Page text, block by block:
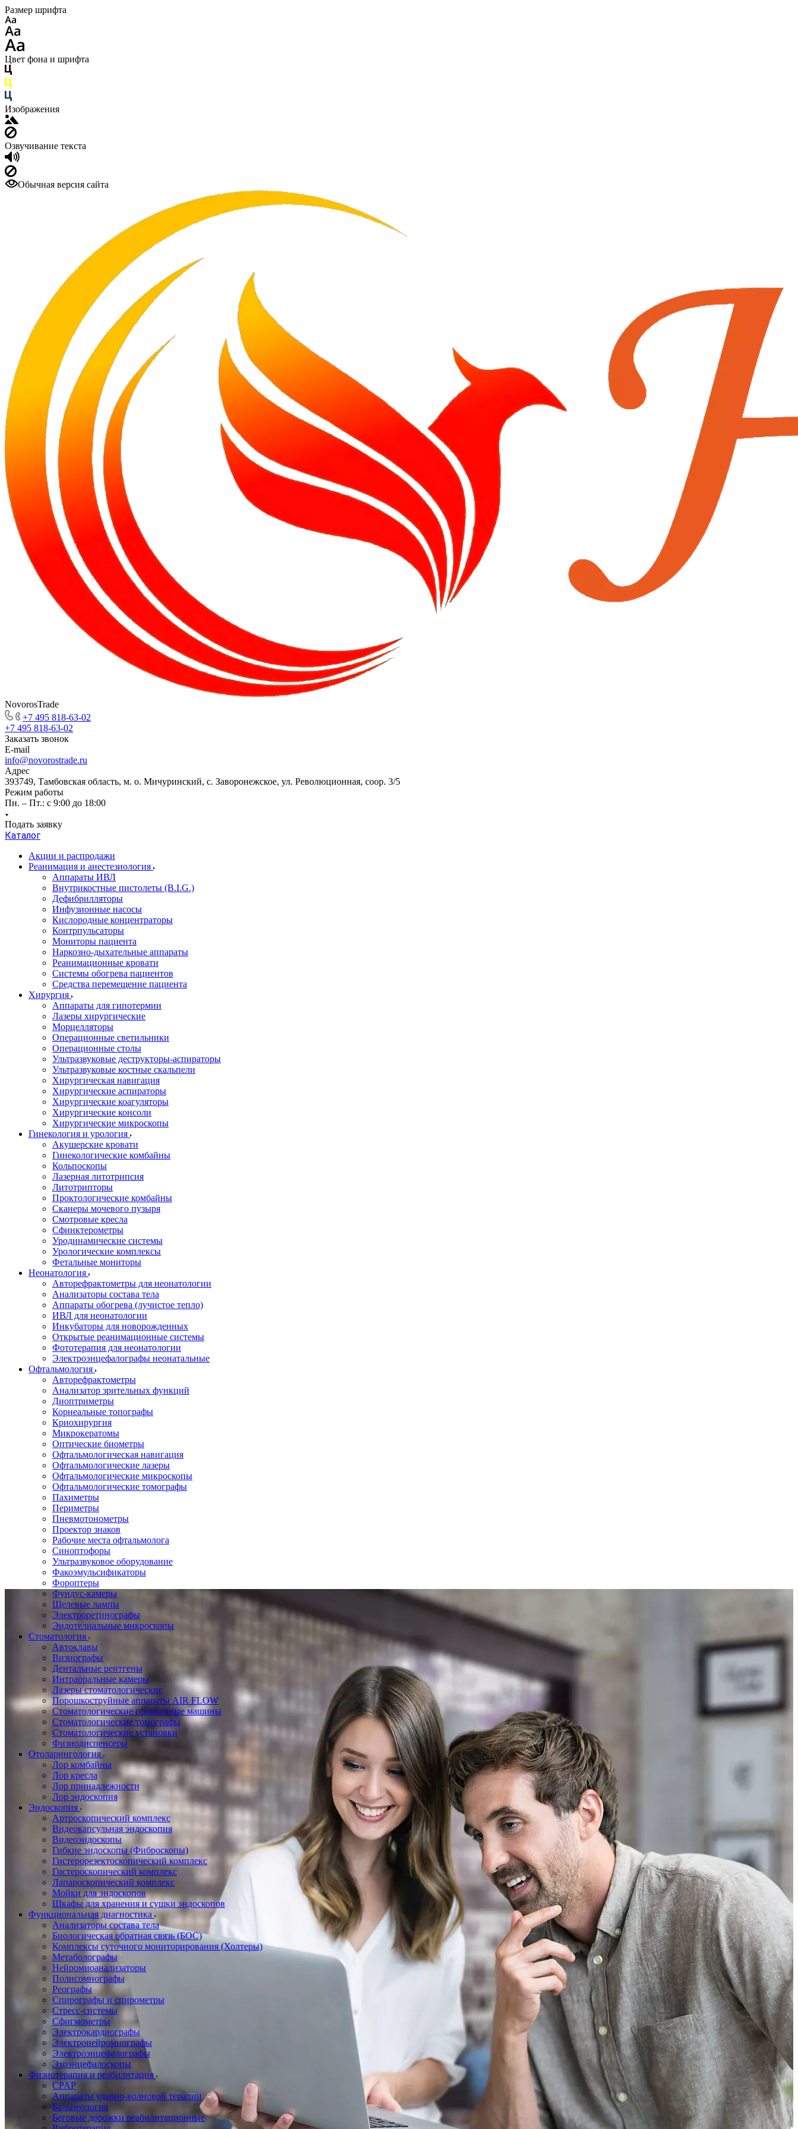
Размер шрифта
Цвет фона и шрифта
Изображения
Озвучивание текста
Обычная версия сайта
NovorosTrade
+7 495 818-63-02
+7 495 818-63-02
Заказать звонок
E-mail
info@novorostrade.ru
Адрес
393749, Тамбовская область, м. о. Мичуринский, с. Заворонежское, ул. Революционная, соор. 3/5
Режим работы
Пн. – Пт.: с 9:00 до 18:00
Подать заявку
Каталог
Акции и распродажи
Реанимация и анестезиология
Аппараты ИВЛ
Внутрикостные пистолеты (B.I.G.)
Дефибрилляторы
Инфузионные насосы
Кислородные концентраторы
Контрпульсаторы
Мониторы пациента
Наркозно-дыхательные аппараты
Реанимационные кровати
Системы обогрева пациентов
Средства перемещение пациента
Хирургия
Аппараты для гипотермии
Лазеры хирургические
Морцелляторы
Операционные светильники
Операционные столы
Ультразвуковые деструкторы-аспираторы
Ультразвуковые костные скальпели
Хирургическая навигация
Хирургические аспираторы
Хирургические коагуляторы
Хирургические консоли
Хирургические микроскопы
Гинекология и урология
Акушерские кровати
Гинекологические комбайны
Кольпоскопы
Лазерная литотрипсия
Литотрипторы
Проктологические комбайны
Сканеры мочевого пузыря
Смотровые кресла
Сфинктерометры
Уродинамические системы
Урологические комплексы
Фетальные мониторы
Неонатология
Авторефрактометры для неонатологии
Анализаторы состава тела
Аппараты обогрева (лучистое тепло)
ИВЛ для неонатологии
Инкубаторы для новорожденных
Открытые реанимационные системы
Фототерапия для неонатологии
Электроэнцефалографы неонатальные
Офтальмология
Авторефрактометры
Анализатор зрительных функций
Диоптриметры
Корнеальные топографы
Криохирургия
Микрокератомы
Оптические биометры
Офтальмологическая навигация
Офтальмологические лазеры
Офтальмологические микроскопы
Офтальмологические томографы
Пахиметры
Периметры
Пневмотонометры
Проектор знаков
Рабочие места офтальмолога
Синоптофоры
Ультразвуковое оборудование
Факоэмульсификаторы
Фороптеры
Фундус-камеры
Щелевые лампы
Электроретинографы
Эндотелиальные микроскопы
Стоматология
Автоклавы
Визиографы
Дентальные рентгены
Интраоральные камеры
Лазеры стоматологические
Порошкоструйные аппараты AIR FLOW
Стоматологические проявочные машины
Стоматологические томографы
Стоматологические установки
Физиодиспенсеры
Отоларингология
Лор комбайны
Лор кресла
Лор принадлежности
Лор эндоскопия
Эндоскопия
Артроскопический комплекс
Видеокапсульная эндоскопия
Видеоэндоскопы
Гибкие эндоскопы (Фиброcкопы)
Гистерорезектоскопический комплекс
Гистероскопический комплекс
Лапароскопический комплекс
Мойки для эндоскопов
Шкафы для хранения и сушки эндоскопов
Функциональная диагностика
Анализаторы состава тела
Биологическая обратная связь (БОС)
Комплексы суточного мониторирования (Холтеры)
Метаболографы
Нейромиоанализаторы
Полисомнографы
Реографы
Спирографы и спирометры
Стресс-системы
Сфигмометры
Электрокардиографы
Электронейромиографы
Электроэнцефалографы
Эхоэнцефалоскопы
Физиотерапия и реабилитация
CPAP
Аппараты ударно-волновой терапии
Бальнеология
Беговые дорожки реабилитационные